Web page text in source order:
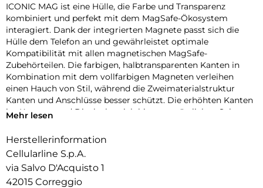
ICONIC MAG ist eine Hülle, die Farbe und Transparenz
kombiniert und perfekt mit dem MagSafe-Ökosystem
interagiert. Dank der integrierten Magnete passt sich die
Hülle dem Telefon an und gewährleistet optimale
Kompatibilität mit allen magnetischen MagSafe-
Zubehörteilen. Die farbigen, halbtransparenten Kanten in
Kombination mit dem vollfarbigen Magneten verleihen
einen Hauch von Stil, während die Zweimaterialstruktur
Kanten und Anschlüsse besser schützt. Die erhöhten Kanten
im Kamera- und Displaybereich bieten zusätzlichen Schutz
geschützt und immer einsatzbereit mit dem MagSafe-
Mehr lesen
Herstellerinformation
Cellularline S.p.A.
via Salvo D'Acquisto 1
42015 Correggio